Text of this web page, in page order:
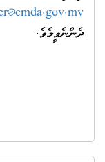
ދެންނެވީމެވެ.
16